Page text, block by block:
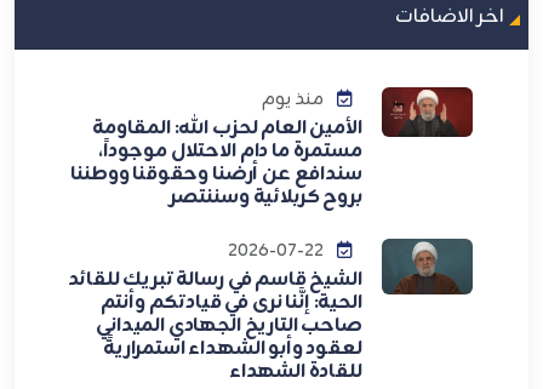
اخر الاضافات
منذ يوم
الأمين العام لحزب الله: المقاومة
مستمرة ما دام الاحتلال موجوداً،
سندافع عن أرضنا وحقوقنا ووطننا
بروح كربلائية وسننتصر
الشيخ قاسم في رسالة تبريك للقائد
الحية: إنَّنا نرى في قيادتكم وأنتم
صاحب التاريخ الجهادي الميداني
لعقود وأبو الشهداء استمراريةً
للقادة الشهداء